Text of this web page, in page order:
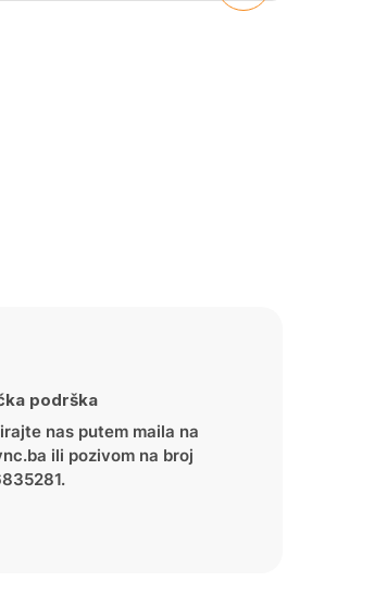
podrška
nas putem maila na
ili pozivom na broj